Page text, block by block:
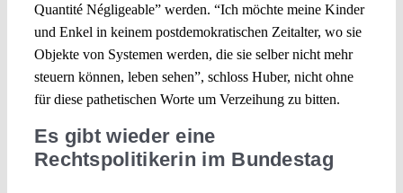
Quantité Négligeable” werden. “Ich möchte meine Kinder
und Enkel in keinem postdemokratischen Zeitalter, wo sie
Objekte von Systemen werden, die sie selber nicht mehr
steuern können, leben sehen”, schloss Huber, nicht ohne
für diese pathetischen Worte um Verzeihung zu bitten.
Es gibt wieder eine
Rechtspolitikerin im Bundestag